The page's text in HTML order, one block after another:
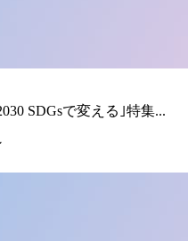
SDGsで変える｣特集...